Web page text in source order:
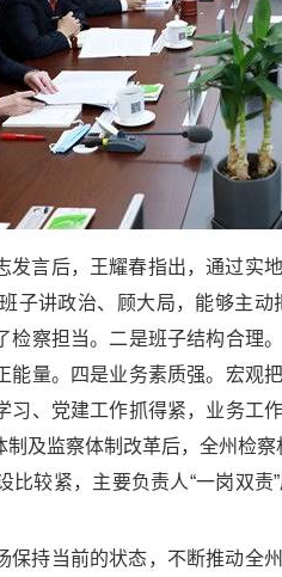
言后，王耀春指出，通过
子讲政治、顾大局，能够主
察担当。二是班子结构合
量。四是业务素质强。宏观
、党建工作抓得紧，业务
及监察体制改革后，全州检察
较紧，主要负责人“一岗双
保持当前的状态，不断推动